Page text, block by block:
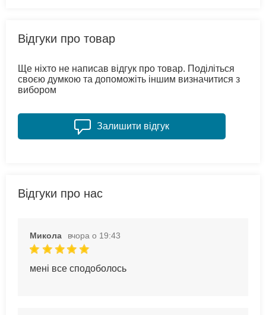
Відгуки про товар
Ще ніхто не написав відгук про товар. Поділіться
своєю думкою та допоможіть іншим визначитися з
вибором
Залишити відгук
Відгуки про нас
Микола вчора о 19:43
мені все сподоболось